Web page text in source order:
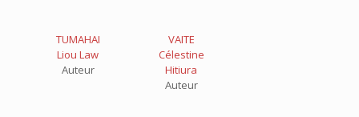
TUMAHAI
Liou Law
Auteur
VAITE
Célestine
Hitiura
Auteur